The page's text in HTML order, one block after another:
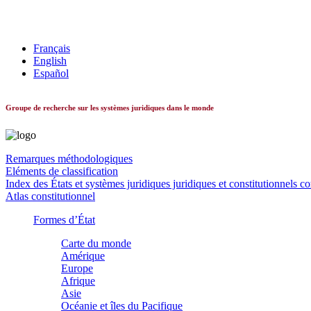
Français
English
Español
Groupe de recherche sur les systèmes juridiques dans le monde
Remarques méthodologiques
Eléments de classification
Index des États et systèmes juridiques juridiques et constitutionnels
Atlas constitutionnel
Formes d’État
Carte du monde
Amérique
Europe
Afrique
Asie
Océanie et îles du Pacifique